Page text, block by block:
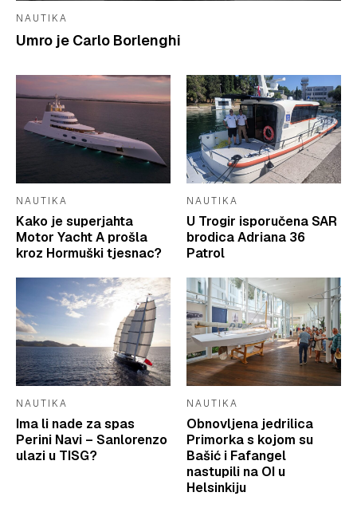
NAUTIKA
Umro je Carlo Borlenghi
NAUTIKA
Kako je superjahta
Motor Yacht A prošla
kroz Hormuški tjesnac?
NAUTIKA
U Trogir isporučena SAR
brodica Adriana 36
Patrol
NAUTIKA
Ima li nade za spas
Perini Navi – Sanlorenzo
ulazi u TISG?
NAUTIKA
Obnovljena jedrilica
Primorka s kojom su
Bašić i Fafangel
nastupili na OI u
Helsinkiju